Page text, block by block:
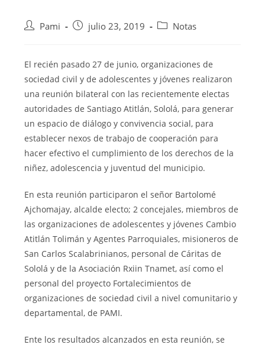
Pami julio 23, 2019 Notas
El recién pasado 27 de junio, organizaciones de
sociedad civil y de adolescentes y jóvenes realizaron
una reunión bilateral con las recientemente electas
autoridades de Santiago Atitlán, Sololá, para generar
un espacio de diálogo y convivencia social, para
establecer nexos de trabajo de cooperación para
hacer efectivo el cumplimiento de los derechos de la
niñez, adolescencia y juventud del municipio.
En esta reunión participaron el señor Bartolomé
Ajchomajay, alcalde electo; 2 concejales, miembros de
las organizaciones de adolescentes y jóvenes Cambio
Atitlán Tolimán y Agentes Parroquiales, misioneros de
San Carlos Scalabrinianos, personal de Cáritas de
Sololá y de la Asociación Rxiin Tnamet, así como el
personal del proyecto Fortalecimientos de
organizaciones de sociedad civil a nivel comunitario y
departamental, de PAMI.
Ente los resultados alcanzados en esta reunión, se